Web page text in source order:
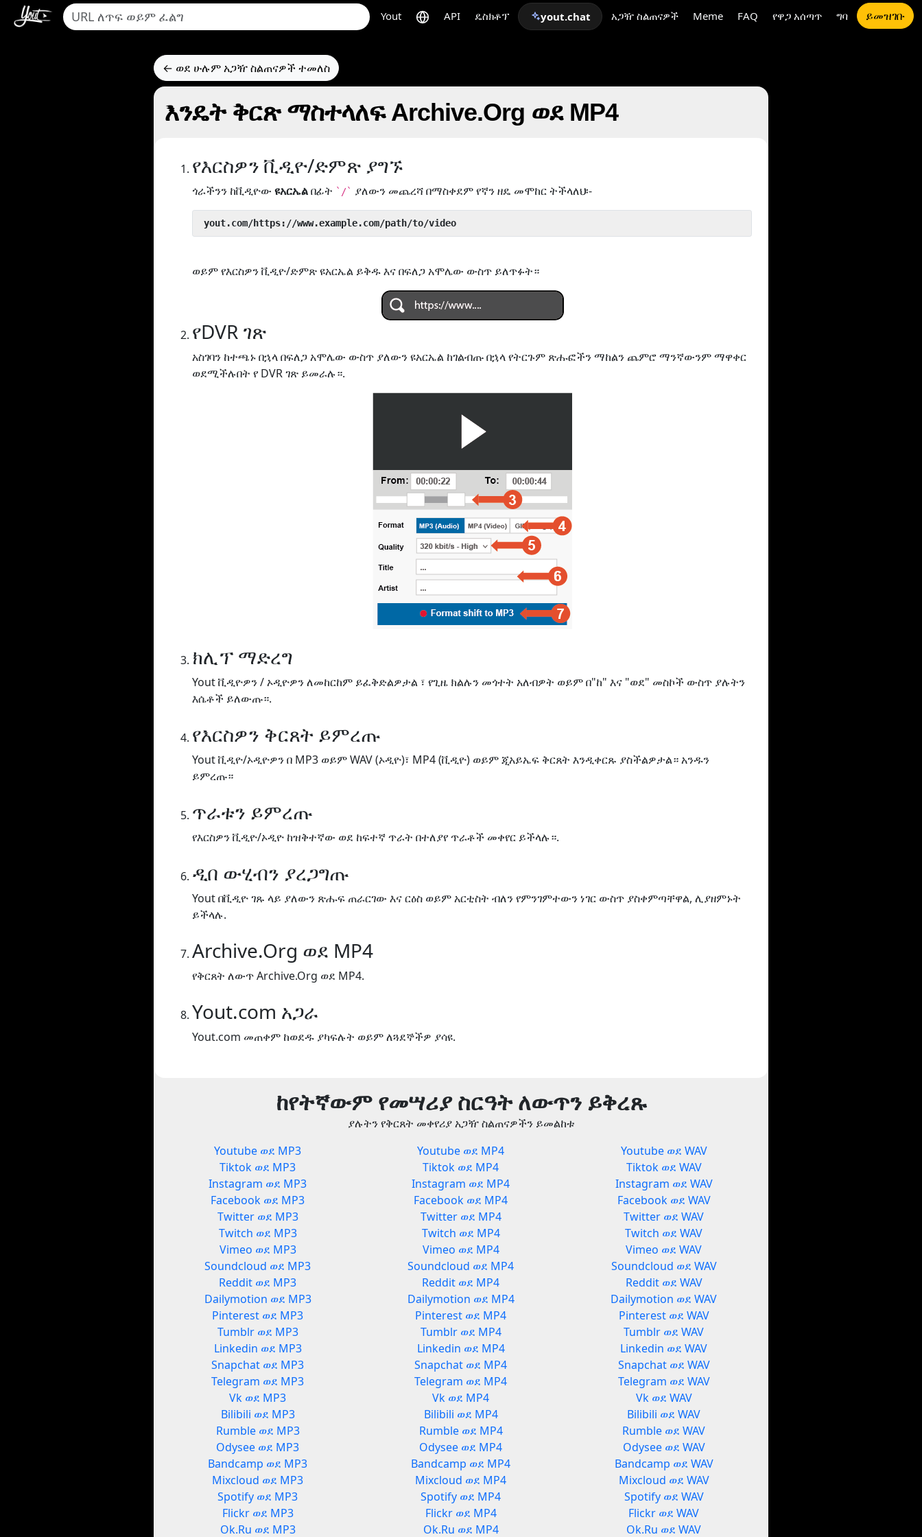
Yout API ዴስክቶፕ yout.chat አጋዥ ስልጠናዎች Meme FAQ የዋጋ አሰጣጥ ግባ ይመዝገቡ
← ወደ ሁሉም አጋዥ ስልጠናዎች ተመለስ
እንዴት ቅርጽ ማስተላለፍ Archive.Org ወደ MP4
የእርስዎን ቪዲዮ/ድምጽ ያግኙ
ጎራችንን ከቪዲዮው ዩአርኤልበፊት `/` ያለውን መጨረሻ በማስቀደም የኛን ዘዴ መሞከር ትችላለህ፡-
yout.com/https://www.example.com/path/to/video
ወይም የእርስዎን ቪዲዮ/ድምጽ ዩአርኤል ይቅዱ እና በፍለጋ አሞሌው ውስጥ ይለጥፉት።
የDVR ገጽ
አስገባን ከተጫኑ በኋላ በፍለጋ አሞሌው ውስጥ ያለውን ዩአርኤል ከገልብጡ በኋላ የትርጉም ጽሑፎችን ማከልን ጨምሮ ማንኛውንም ማዋቀር
ወደሚችሉበት የ DVR ገጽ ይመራሉ።.
ክሊፕ ማድረግ
Yout ቪዲዮዎን / ኦዲዮዎን ለመከርከም ይፈቅድልዎታል ፣ የጊዜ ክልሉን መጎተት አለብዎት ወይም በ"ከ" እና "ወደ" መስኮች ውስጥ ያሉትን
እሴቶች ይለውጡ።.
የእርስዎን ቅርጸት ይምረጡ
Yout ቪዲዮ/ኦዲዮዎን በ MP3 ወይም WAV (ኦዲዮ)፣ MP4 (ቪዲዮ) ወይም ጂአይኤፍ ቅርጸት እንዲቀርጹ ያስችልዎታል። አንዱን
ይምረጡ።
ጥራቱን ይምረጡ
የእርስዎን ቪዲዮ/ኦዲዮ ከዝቅተኛው ወደ ከፍተኛ ጥራት በተለያየ ጥራቶች መቀየር ይችላሉ።.
ዲበ ውሂብን ያረጋግጡ
Yout በቪዲዮ ገጹ ላይ ያለውን ጽሑፍ ጠራርገው እና ርዕስ ወይም አርቲስት ብለን የምንገምተውን ነገር ውስጥ ያስቀምጣቸዋል, ሊያዘምኑት
ይችላሉ.
Archive.Org ወደ MP4
የቅርጸት ለውጥ Archive.Org ወደ MP4.
Yout.com አጋራ
Yout.com መጠቀም ከወደዱ ያካፍሉት ወይም ለጓደኞችዎ ያሳዩ.
ከየትኛውም የመሣሪያ ስርዓት ለውጥን ይቅረጹ
ያሉትን የቅርጸት መቀየሪያ አጋዥ ስልጠናዎችን ይመልከቱ
Youtube ወደ MP3
Tiktok ወደ MP3
Instagram ወደ MP3
Facebook ወደ MP3
Twitter ወደ MP3
Twitch ወደ MP3
Vimeo ወደ MP3
Soundcloud ወደ MP3
Reddit ወደ MP3
Dailymotion ወደ MP3
Pinterest ወደ MP3
Tumblr ወደ MP3
Linkedin ወደ MP3
Snapchat ወደ MP3
Telegram ወደ MP3
Vk ወደ MP3
Bilibili ወደ MP3
Rumble ወደ MP3
Odysee ወደ MP3
Bandcamp ወደ MP3
Mixcloud ወደ MP3
Spotify ወደ MP3
Flickr ወደ MP3
Ok.Ru ወደ MP3
Youtube ወደ MP4
Tiktok ወደ MP4
Instagram ወደ MP4
Facebook ወደ MP4
Twitter ወደ MP4
Twitch ወደ MP4
Vimeo ወደ MP4
Soundcloud ወደ MP4
Reddit ወደ MP4
Dailymotion ወደ MP4
Pinterest ወደ MP4
Tumblr ወደ MP4
Linkedin ወደ MP4
Snapchat ወደ MP4
Telegram ወደ MP4
Vk ወደ MP4
Bilibili ወደ MP4
Rumble ወደ MP4
Odysee ወደ MP4
Bandcamp ወደ MP4
Mixcloud ወደ MP4
Spotify ወደ MP4
Flickr ወደ MP4
Ok.Ru ወደ MP4
Youtube ወደ WAV
Tiktok ወደ WAV
Instagram ወደ WAV
Facebook ወደ WAV
Twitter ወደ WAV
Twitch ወደ WAV
Vimeo ወደ WAV
Soundcloud ወደ WAV
Reddit ወደ WAV
Dailymotion ወደ WAV
Pinterest ወደ WAV
Tumblr ወደ WAV
Linkedin ወደ WAV
Snapchat ወደ WAV
Telegram ወደ WAV
Vk ወደ WAV
Bilibili ወደ WAV
Rumble ወደ WAV
Odysee ወደ WAV
Bandcamp ወደ WAV
Mixcloud ወደ WAV
Spotify ወደ WAV
Flickr ወደ WAV
Ok.Ru ወደ WAV